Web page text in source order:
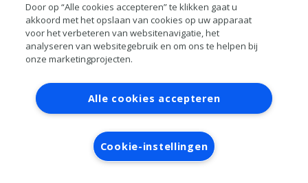
Contact Account aanvragen
Inloggen
RAI bestanden
Privacy
Algemene
voorwaarden
Verwerkersovereenkomst
Door op “Alle cookies accepteren” te klikken gaat u
akkoord met het opslaan van cookies op uw apparaat
voor het verbeteren van websitenavigatie, het
analyseren van websitegebruik en om ons te helpen bij
onze marketingprojecten.
Alle cookies accepteren
Cookie-instellingen